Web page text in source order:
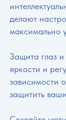
делают
максимально
Защита глаз
яркости и
зависимости
защитить